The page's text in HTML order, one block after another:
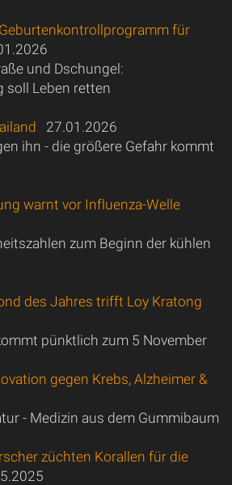
für
und Dschungel:
soll Leben retten
27.01.2026
ihn - die größere Gefahr kommt
warnt vor Influenza-Welle
zum Beginn der kühlen
des Jahres trifft Loy Kratong
pünktlich zum 5 November
gegen Krebs, Alzheimer &
- Medizin aus dem Gummibaum
züchten Korallen für die